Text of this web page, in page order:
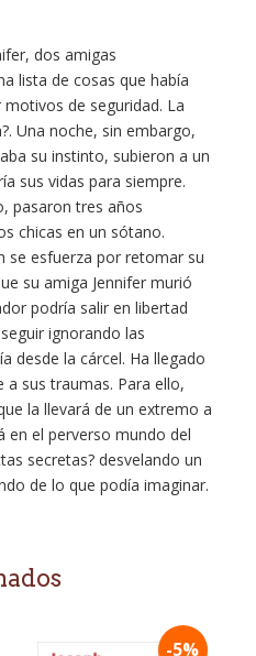
dos amigas
lista de cosas que había
de seguridad. La
Una noche, sin embargo,
su instinto, subieron a un
sus vidas para siempre.
pasaron tres años
chicas en un sótano.
se esfuerza por retomar su
su amiga Jennifer murió
podría salir en libertad
ignorando las
desde la cárcel. Ha llegado
sus traumas. Para ello,
la llevará de un extremo a
en el perverso mundo del
secretas? desvelando un
de lo que podía imaginar.
-5%